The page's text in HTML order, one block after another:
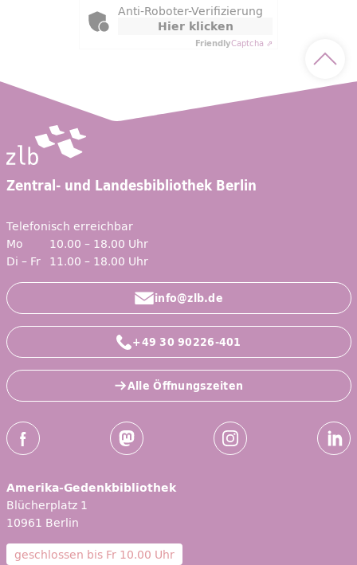
Anti-Roboter-Verifizierung
Hier klicken
FriendlyCaptcha ⇗
Zentral- und Landesbibliothek Berlin
Telefonisch erreichbar
Mo
10.00 – 18.00 Uhr
Di – Fr 11.00 – 18.00 Uhr
info@zlb.de
+49 30 90226-401
Alle Öffnungszeiten
Social-Media Kanäle der ZLB
Facebook Mastodon Instagram
Amerika-Gedenkbibliothek
Blücherplatz 1
10961 Berlin
geschlossen bis Fr 10.00 Uhr